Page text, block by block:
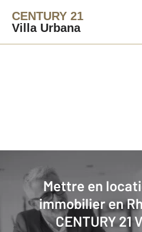
CENTURY 21
Villa Urbana
Mettre en location votre bien
immobilier en
CENTURY 21
Agence immobilière
Faites estimer
bien en location